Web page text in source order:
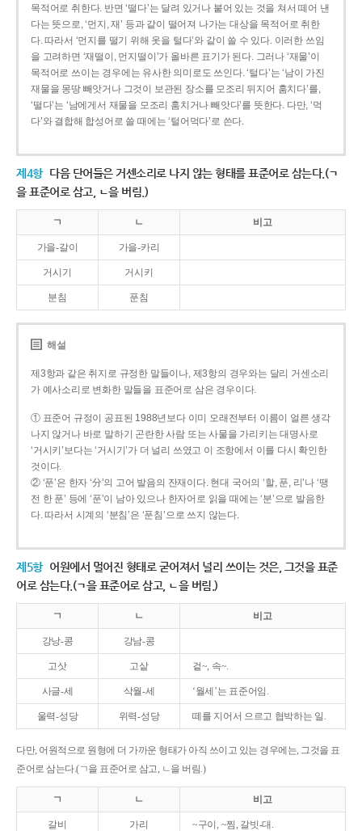
목적어로 취한다. 반면 ‘떨다’는 달려 있거나 붙어 있는 것을 쳐서 떼어 낸
다는 뜻으로, ‘먼지, 재’ 등과 같이 떨어져 나가는 대상을 목적어로 취한
다. 따라서 ‘먼지를 떨기 위해 옷을 털다’와 같이 쓸 수 있다. 이러한 쓰임
을 고려하면 ‘재떨이, 먼지떨이’가 올바른 표기가 된다. 그러나 ‘재물’이
목적어로 쓰이는 경우에는 유사한 의미로도 쓰인다. ‘털다’는 ‘남이 가진
재물을 몽땅 빼앗거나 그것이 보관된 장소를 모조리 뒤지어 훔치다’를,
‘떨다’는 ‘남에게서 재물을 모조리 훔치거나 빼앗다’를 뜻한다. 다만, ‘먹
다’와 결합해 합성어로 쓸 때에는 ‘털어먹다’로 쓴다.
제4항 다음 단어들은 거센소리로 나지 않는 형태를 표준어로 삼는다.(ㄱ
을 표준어로 삼고, ㄴ을 버림.)
ㄱ ㄴ 비고
가을-갈이 가을-카리
거시기 거시키
분침 푼침
해설
제3항과 같은 취지로 규정한 말들이나, 제3항의 경우와는 달리 거센소리
가 예사소리로 변화한 말들을 표준어로 삼은 경우이다.
① 표준어 규정이 공표된 1988년보다 이미 오래전부터 이름이 얼른 생각
나지 않거나 바로 말하기 곤란한 사람 또는 사물을 가리키는 대명사로
‘거시키’보다는 ‘거시기’가 더 널리 쓰였고 이 조항에서 이를 다시 확인한
것이다.
② ‘푼’은 한자 ‘分’의 고어 발음의 잔재이다. 현대 국어의 ‘할, 푼, 리’나 ‘땡
전 한 푼’ 등에 ‘푼’이 남아 있으나 한자어로 읽을 때에는 ‘분’으로 발음한
다. 따라서 시계의 ‘분침’은 ‘푼침’으로 쓰지 않는다.
제5항 어원에서 멀어진 형태로 굳어져서 널리 쓰이는 것은, 그것을 표준
어로 삼는다.(ㄱ을 표준어로 삼고, ㄴ을 버림.)
ㄱ ㄴ 비고
강낭-콩 강남-콩
고삿 고샅 겉~, 속~.
사글-세 삭월-세 ‘월세’는 표준어임.
울력-성당 위력-성당 떼를 지어서 으르고 협박하는 일.
다만, 어원적으로 원형에 더 가까운 형태가 아직 쓰이고 있는 경우에는, 그것을 표
준어로 삼는다.(ㄱ을 표준어로 삼고, ㄴ을 버림.)
ㄱ ㄴ 비고
갈비 가리 ~구이, ~찜, 갈빗-대.